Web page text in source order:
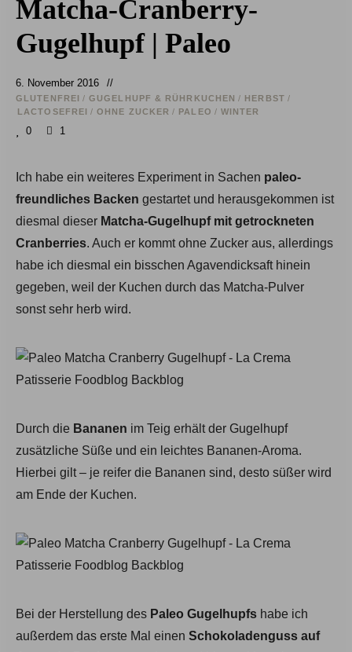
Matcha-Cranberry-
Gugelhupf | Paleo
6. November 2016
GLUTENFREI / GUGELHUPF & RÜHRKUCHEN / HERBST /
LACTOSEFREI / OHNE ZUCKER / PALEO / WINTER
0 1
Ich habe ein weiteres Experiment in Sachen paleo-
freundliches Backen gestartet und herausgekommen ist
diesmal dieser Matcha-Gugelhupf mit getrockneten
Cranberries. Auch er kommt ohne Zucker aus, allerdings
habe ich diesmal ein bisschen Agavendicksaft hinein
gegeben, weil der Kuchen durch das Matcha-Pulver
sonst sehr herb wird.
Durch die Bananen im Teig erhält der Gugelhupf
zusätzliche Süße und ein leichtes Bananen-Aroma.
Hierbei gilt – je reifer die Bananen sind, desto süßer wird
am Ende der Kuchen.
Bei der Herstellung des Paleo Gugelhupfs habe ich
außerdem das erste Mal einen Schokoladenguss auf